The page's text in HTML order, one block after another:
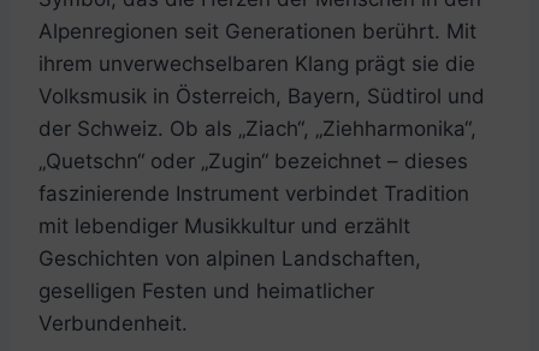
Alpenregionen seit Generationen berührt. Mit
ihrem unverwechselbaren Klang prägt sie die
Volksmusik in Österreich, Bayern, Südtirol und
der Schweiz. Ob als „Ziach“, „Ziehharmonika“,
„Quetschn“ oder „Zugin“ bezeichnet – dieses
faszinierende Instrument verbindet Tradition
mit lebendiger Musikkultur und erzählt
Geschichten von alpinen Landschaften,
geselligen Festen und heimatlicher
Verbundenheit.